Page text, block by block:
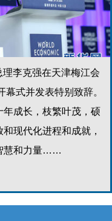
李克强在天津梅江会
式并发表特别致辞。
成长，枝繁叶茂，硕
现代化进程和成就，
慧和力量……